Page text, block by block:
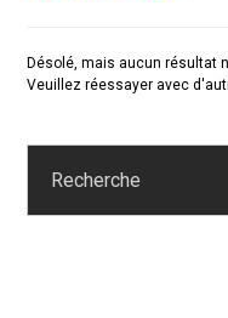
Désolé, mais aucun résultat
Veuillez réessayer avec